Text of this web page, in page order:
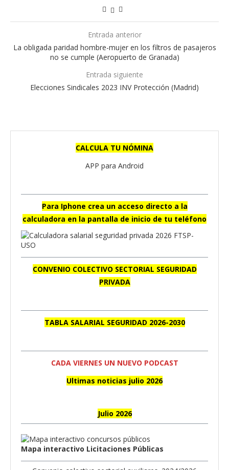
Entrada anterior
La obligada paridad hombre-mujer en los filtros de pasajeros
no se cumple (Aeropuerto de Granada)
Entrada siguiente
Elecciones Sindicales 2023 INV Protección (Madrid)
CALCULA TU NÓMINA
APP para Android
Para Iphone crea un acceso directo a la
calculadora en la pantalla de inicio de tu teléfono
CONVENIO COLECTIVO SECTORIAL SEGURIDAD
PRIVADA
TABLA SALARIAL SEGURIDAD 2026-2030
CADA VIERNES UN NUEVO PODCAST
Ultimas noticias julio 2026
Julio 2026
Mapa interactivo Licitaciones Públicas